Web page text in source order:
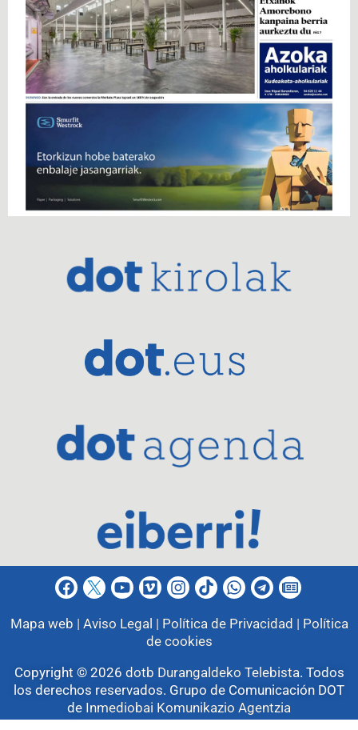
Mapa web | Aviso Legal | Política de Privacidad | Política
de cookies
Copyright © 2026 dotb Durangaldeko Telebista. Todos
los derechos reservados. Grupo de Comunicación DOT
de Inmediobai Komunikazio Agentzia